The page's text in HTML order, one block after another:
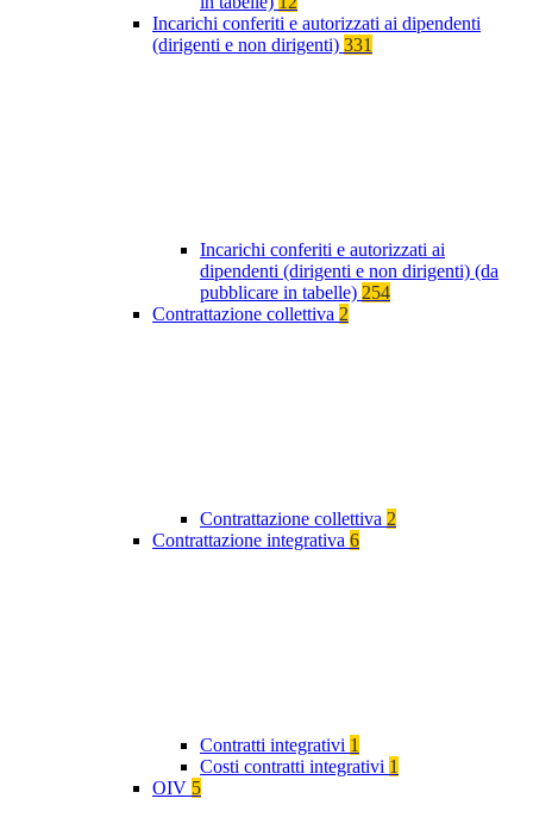
Incarichi conferiti e autorizzati ai dipendenti
(dirigenti e non dirigenti) 331
Incarichi conferiti e autorizzati ai
dipendenti (dirigenti e non dirigenti) (da
pubblicare in tabelle) 254
Contrattazione collettiva 2
Contrattazione collettiva 2
Contrattazione integrativa 6
Contratti integrativi 1
Costi contratti integrativi 1
OIV 5